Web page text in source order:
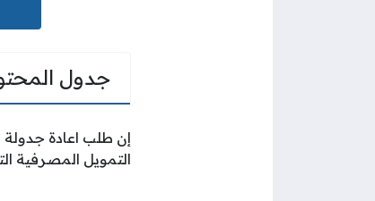
جدول
إن طلب اعادة
التمويل المصرفية